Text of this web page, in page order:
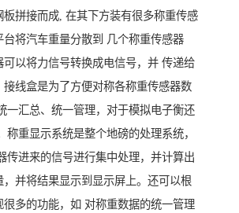
板拼接而成, 在其下方装有很多称重传感
台将汽车重量分散到 几个称重传感器
可以将力信号转换成电信号，并 传递给
接线盒是为了方便对称各称重传感器数
一汇总、统一管理，对于模拟电子衡还
称重显示系统是整个地磅的处理系统，
传进来的信号进行集中处理，并计算出
，并将结果显示到显示屏上。还可以根
很多的功能，如 对称重数据的统一管理